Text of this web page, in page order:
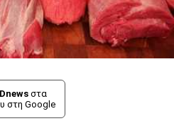
Dnews στα
στη Google